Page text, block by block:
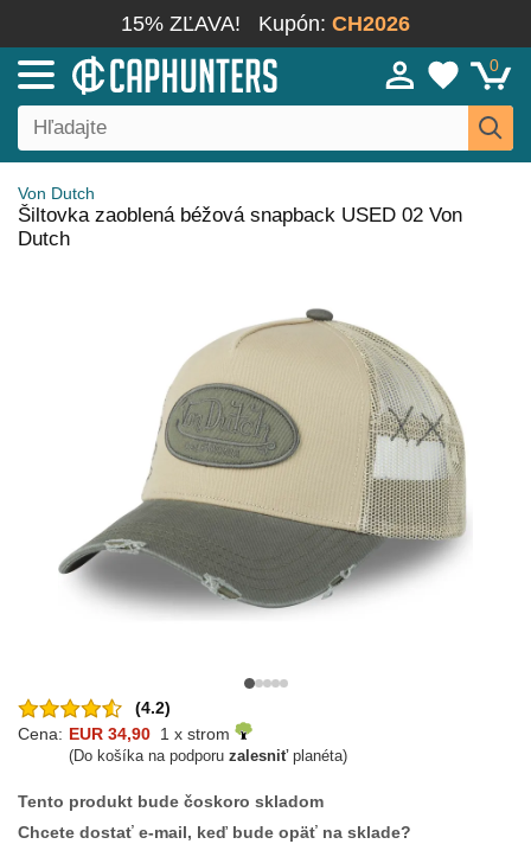
15% ZĽAVA! Kupón: CH2026
0
Von Dutch
Šiltovka zaoblená béžová snapback USED 02 Von
Dutch
(4.2)
Cena: EUR 34,90 1 x strom
(Do košíka na podporu zalesniťplanéta)
Tento produkt bude čoskoro skladom
Chcete dostať e-mail, keď bude opäť na sklade?